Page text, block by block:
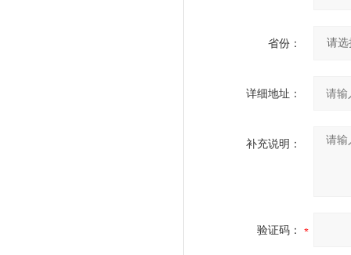
省份：
详细地址：
补充说明：
验证码：